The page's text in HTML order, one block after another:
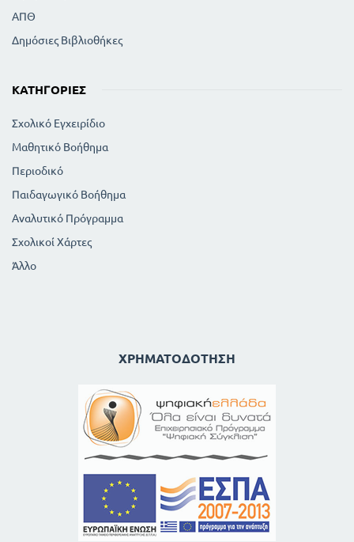
ΑΠΘ
Δημόσιες Βιβλιοθήκες
ΚΑΤΗΓΟΡΊΕΣ
Σχολικό Εγχειρίδιο
Μαθητικό Βοήθημα
Περιοδικό
Παιδαγωγικό Βοήθημα
Αναλυτικό Πρόγραμμα
Σχολικοί Χάρτες
Άλλο
ΧΡΗΜΑΤΟΔΌΤΗΣΗ